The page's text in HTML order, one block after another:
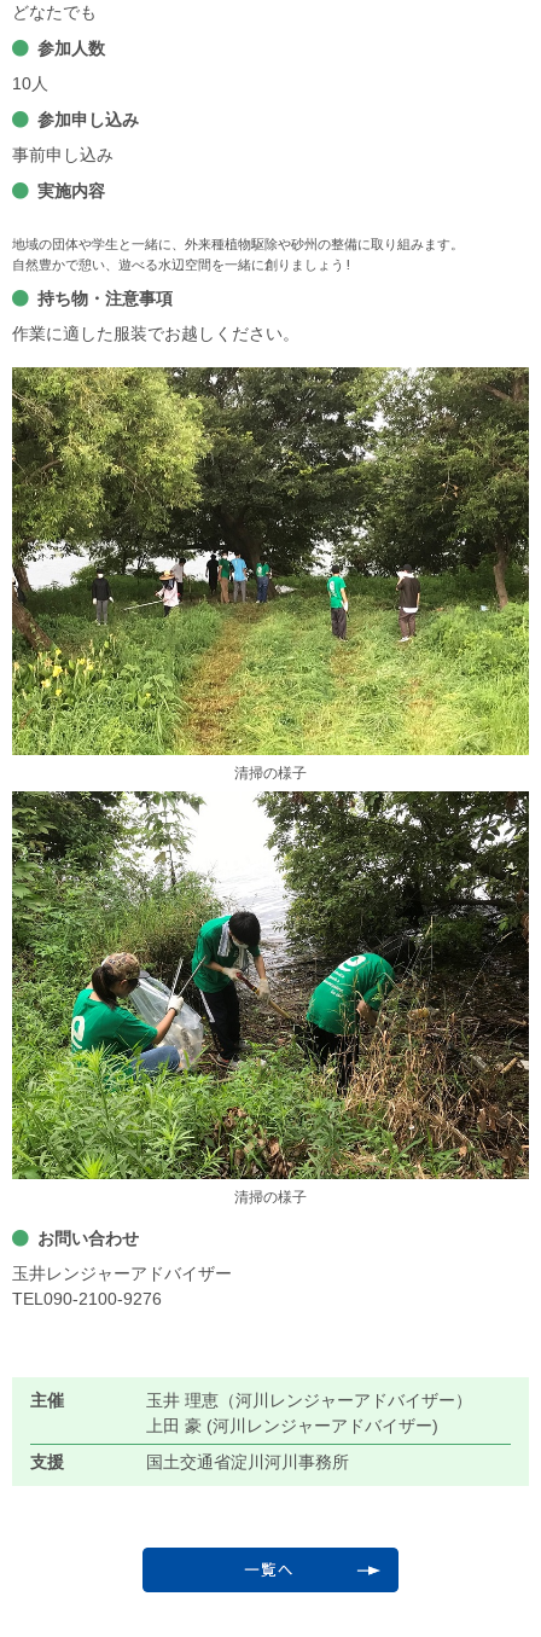
どなたでも
参加人数
10人
参加申し込み
事前申し込み
実施内容
地域の団体や学生と一緒に、外来種植物駆除や砂州の整備に取り組みます。
自然豊かで憩い、遊べる水辺空間を一緒に創りましょう!
持ち物・注意事項
作業に適した服装でお越しください。
清掃の様子
清掃の様子
お問い合わせ
玉井レンジャーアドバイザー
TEL090-2100-9276
主催
玉井 理恵（河川レンジャーアドバイザー）
上田 豪 (河川レンジャーアドバイザー)
支援
国土交通省淀川河川事務所